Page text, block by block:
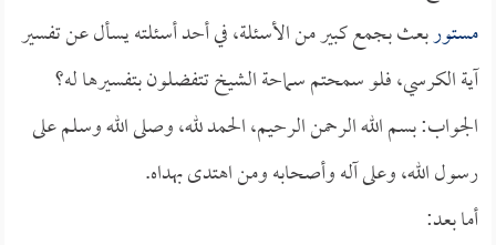
مستوربعث بجمع كبير من الأسئلة، في أحد أسئلته يسأل عن تفسير
آية الكرسي، فلو سمحتم سماحة الشيخ تتفضلون بتفسيرها له؟
الجواب: بسم الله الرحمن الرحيم، الحمد لله، وصلى الله وسلم على
رسول الله، وعلى آله وأصحابه ومن اهتدى بهداه.
أما بعد: